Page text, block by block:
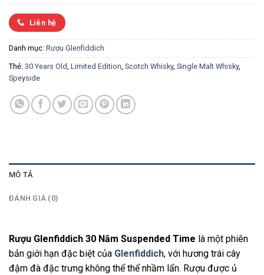
Liên hệ
Danh mục: Rượu Glenfiddich
Thẻ: 30 Years Old, Limited Edition, Scotch Whisky, Single Malt Whisky,
Speyside
MÔ TẢ
ĐÁNH GIÁ (0)
Rượu Glenfiddich 30 Năm Suspended Time là một phiên
bản giới hạn đặc biệt của Glenfiddich, với hương trái cây
đậm đà đặc trưng không thể thể nhầm lẩn. Rượu được ủ